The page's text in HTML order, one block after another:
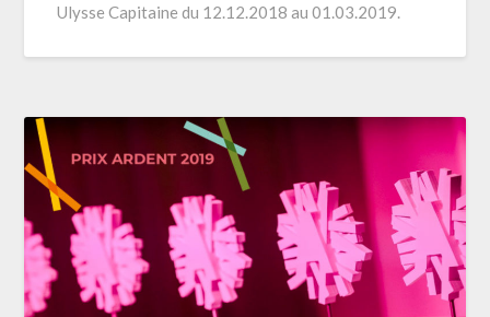
Ulysse Capitaine du 12.12.2018 au 01.03.2019.